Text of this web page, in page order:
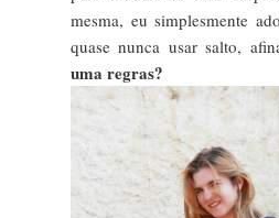
mesma, eu simplesmente
quase nunca usar salto,
uma regras?